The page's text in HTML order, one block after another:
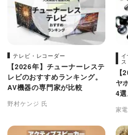
テレビ・レコーダー
【2026年】チューナーレステ
レビのおすすめランキング。
AV機器の専門家が比較
野村ケンジ 氏
ス
ヤ
4
家